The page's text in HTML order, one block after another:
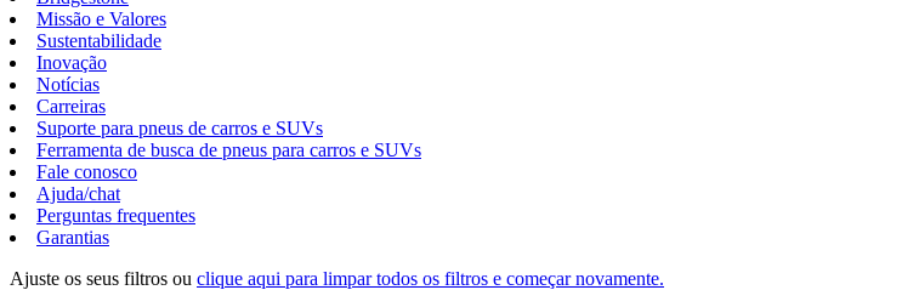
Missão e Valores
Sustentabilidade
Inovação
Notícias
Carreiras
Suporte para pneus de carros e SUVs
Ferramenta de busca de pneus para carros e SUVs
Fale conosco
Ajuda/chat
Perguntas frequentes
Garantias
Ajuste os seus filtros ou clique aqui para limpar todos os filtros e começar novamente.